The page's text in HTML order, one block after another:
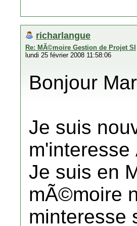
richarlangue
Re: MÃ©moire Gestion de Projet SI
lundi 25 février 2008 11:58:06
Bonjour
Je suis
Je suis en
mÃ©moire
minteresse